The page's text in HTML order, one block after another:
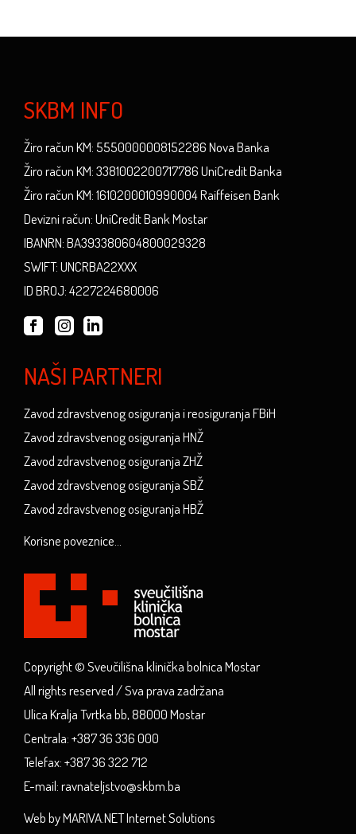
SKBM INFO
Žiro račun KM: 5550000008152286 Nova Banka
Žiro račun KM: 3381002200717786 UniCredit Banka
Žiro račun KM: 1610200010990004 Raiffeisen Bank
Devizni račun: UniCredit Bank Mostar
IBANRN: BA393380604800029328
SWIFT: UNCRBA22XXX
ID BROJ: 4227224680006
NAŠI PARTNERI
Zavod zdravstvenog osiguranja i reosiguranja FBiH
Zavod zdravstvenog osiguranja HNŽ
Zavod zdravstvenog osiguranja ZHŽ
Zavod zdravstvenog osiguranja SBŽ
Zavod zdravstvenog osiguranja HBŽ
Korisne poveznice...
Copyright © Sveučilišna klinička bolnica Mostar
All rights reserved / Sva prava zadržana
Ulica Kralja Tvrtka bb, 88000 Mostar
Centrala: +387 36 336 000
Telefax: +387 36 322 712
E-mail: ravnateljstvo@skbm.ba
Web by MARIVA.NET Internet Solutions